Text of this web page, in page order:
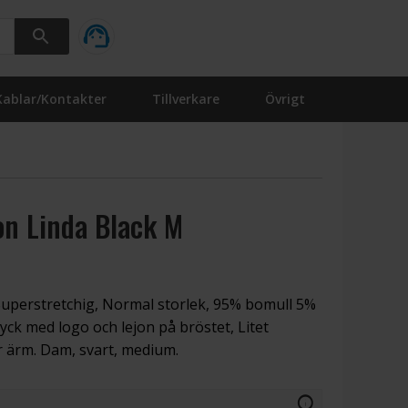
Kontakter Tillverkare Övrigt
Linda Black M
Normal storlek, 95% bomull 5%
med logo och lejon på bröstet, Litet
Dam, svart, medium.
info